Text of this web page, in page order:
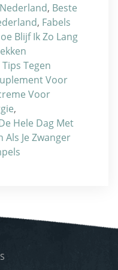
, Beste
, Fabels
Blijf Ik Zo Lang
Tips Tegen
Voor
Voor
,
Hele Dag Met
Als Je Zwanger